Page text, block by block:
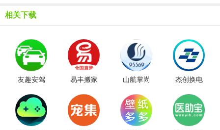
相关下载
友趣安驾
易丰搬家
山航掌尚
费版
杰创换电
版